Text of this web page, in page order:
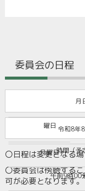
委員会の日程
月
曜日
時間（予
令和8年
月曜日
午前9時00
〇日程は変更となる場
〇委員会は傍聴する
可が必要となります。